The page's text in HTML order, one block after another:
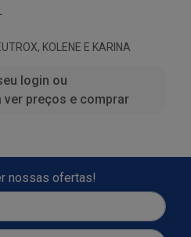
KOLENE E KARINA
login ou
ver preços e comprar
nossas ofertas!